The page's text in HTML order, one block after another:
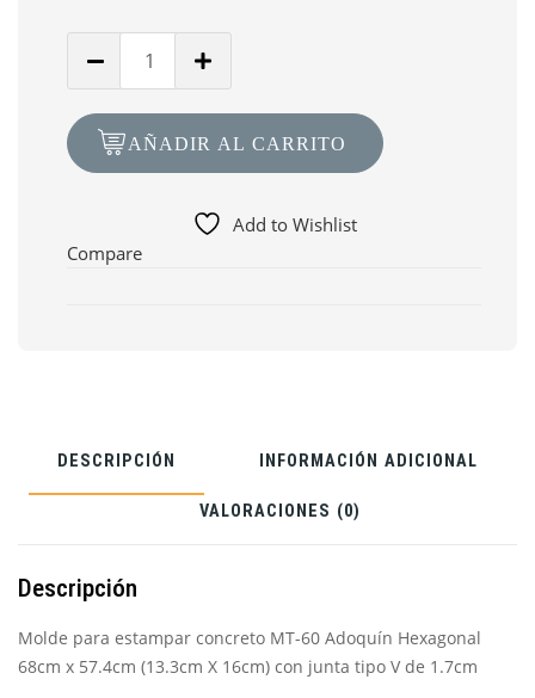
MT-
60
68cm
AÑADIR AL CARRITO
Add to Wishlist
Compare
DESCRIPCIÓN INFORMACIÓN ADICIONAL
VALORACIONES (0)
Descripción
Molde para estampar concreto MT-60 Adoquín Hexagonal
68cm x 57.4cm (13.3cm X 16cm) con junta tipo V de 1.7cm